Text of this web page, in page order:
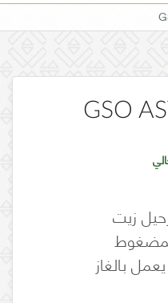
GSO
زيت
بالغاز